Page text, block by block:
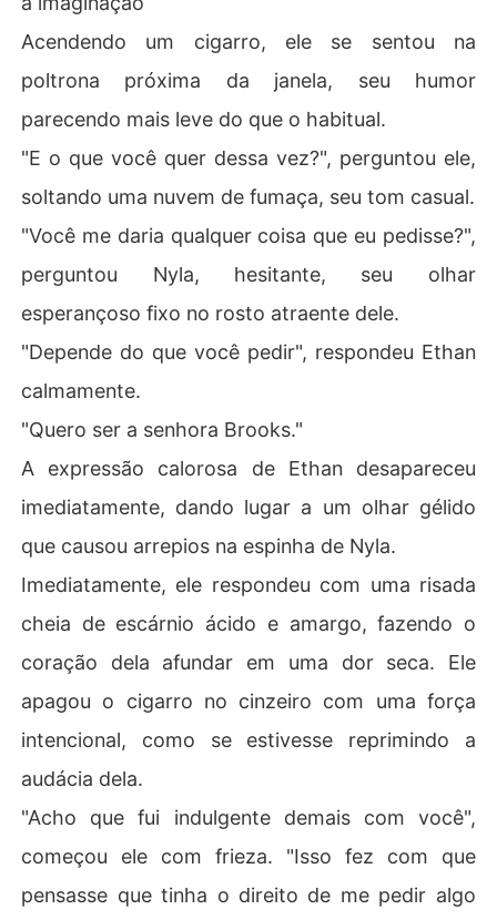
Acendendo um cigarro, ele se sentou na
poltrona próxima da janela, seu humor
parecendo mais leve do que o habitual.
"E o que você quer dessa vez?", perguntou ele,
soltando uma nuvem de fumaça, seu tom casual.
"Você me daria qualquer coisa que eu pedisse?",
perguntou Nyla, hesitante, seu olhar
esperançoso fixo no rosto atraente dele.
"Depende do que você pedir", respondeu Ethan
calmamente.
"Quero ser a senhora Brooks."
A expressão calorosa de Ethan desapareceu
imediatamente, dando lugar a um olhar gélido
que causou arrepios na espinha de Nyla.
Imediatamente, ele respondeu com uma risada
cheia de escárnio ácido e amargo, fazendo o
coração dela afundar em uma dor seca. Ele
apagou o cigarro no cinzeiro com uma força
intencional, como se estivesse reprimindo a
audácia dela.
"Acho que fui indulgente demais com você",
começou ele com frieza. "Isso fez com que
pensasse que tinha o direito de me pedir algo